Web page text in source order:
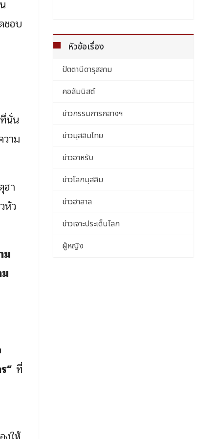
ชอบ
นั่น
วาม
ฮา
หัว
ม
” ที่
หัวข้อเรื่อง
ปัตตานีดารุสลาม
คอลัมนิสต์
ข่าวกรรมการกลางฯ
ข่าวมุสลิมไทย
ข่าวอาหรับ
ข่าวโลกมุสลิม
ข่าวฮาลาล
ข่าวเจาะประเด็นโลก
ผู้หญิง